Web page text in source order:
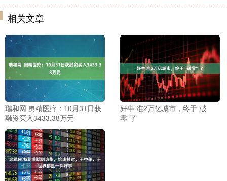
相关文章
瑞和网 奥精医疗：10月31日获
融资买入3433.38万元
好牛 准2万亿城市，终于“破
零”了